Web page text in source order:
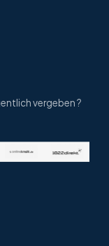
vergeben ?